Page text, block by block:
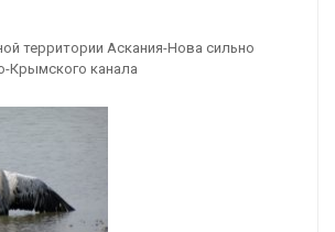
территории Аскания-Нова сильно
Крымского канала